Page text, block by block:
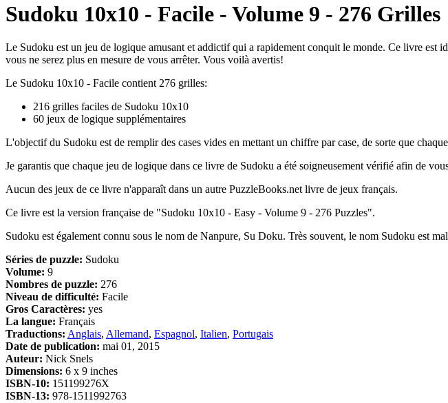
Sudoku 10x10 - Facile - Volume 9 - 276 Grilles
Le Sudoku est un jeu de logique amusant et addictif qui a rapidement conquit le monde. Ce livre est
vous ne serez plus en mesure de vous arrêter. Vous voilà avertis!
Le Sudoku 10x10 - Facile contient 276 grilles:
216 grilles faciles de Sudoku 10x10
60 jeux de logique supplémentaires
L'objectif du Sudoku est de remplir des cases vides en mettant un chiffre par case, de sorte que
Je garantis que chaque jeu de logique dans ce livre de Sudoku a été soigneusement vérifié afin de
Aucun des jeux de ce livre n'apparaît dans un autre PuzzleBooks.net livre de jeux français.
Ce livre est la version française de "Sudoku 10x10 - Easy - Volume 9 - 276 Puzzles".
Sudoku est également connu sous le nom de Nanpure, Su Doku. Très souvent, le nom Sudoku est
Séries de puzzle: Sudoku
Volume: 9
Nombres de puzzle: 276
Niveau de difficulté: Facile
Gros Caractères: yes
La langue: Français
Traductions: Anglais, Allemand, Espagnol, Italien, Portugais
Date de publication: mai 01, 2015
Auteur: Nick Snels
Dimensions: 6 x 9 inches
ISBN-10: 151199276X
ISBN-13: 978-1511992763